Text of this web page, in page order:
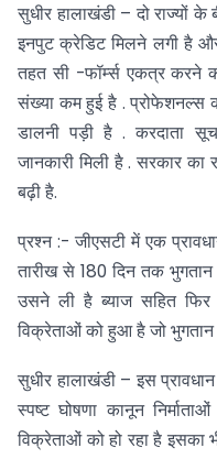
सुधीर हालाखंडी – दो राज्यों के
इनपुट क्रेडिट मिलने लगी है
तहत सी -फॉर्म्स एकत्र करने
संख्या कम हुई है . प्रोफेशनल्स
डालनी पड़ी है . करदाता
जानकारी मिली है . सरकार
बढ़ी है.
प्रश्न :- जीएसटी में एक
तारीख से 180 दिन तक
उसने ली है ब्याज सहित
विक्रेताओं को हुआ है जो भुगतान
सुधीर हालाखंडी – इस
स्पष्ट घोषणा कानून
विक्रेताओं को हो रहा है इसका